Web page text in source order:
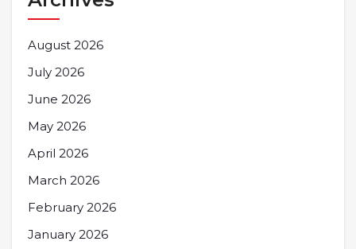
August 2026
July 2026
June 2026
May 2026
April 2026
March 2026
February 2026
January 2026